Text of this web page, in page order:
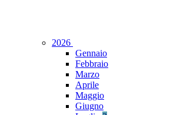
2026
Gennaio
Febbraio
Marzo
Aprile
Maggio
Giugno